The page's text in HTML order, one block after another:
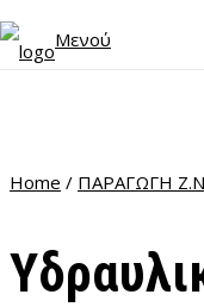
Μενού
Home / ΠΑΡΑΓΩΓΗ